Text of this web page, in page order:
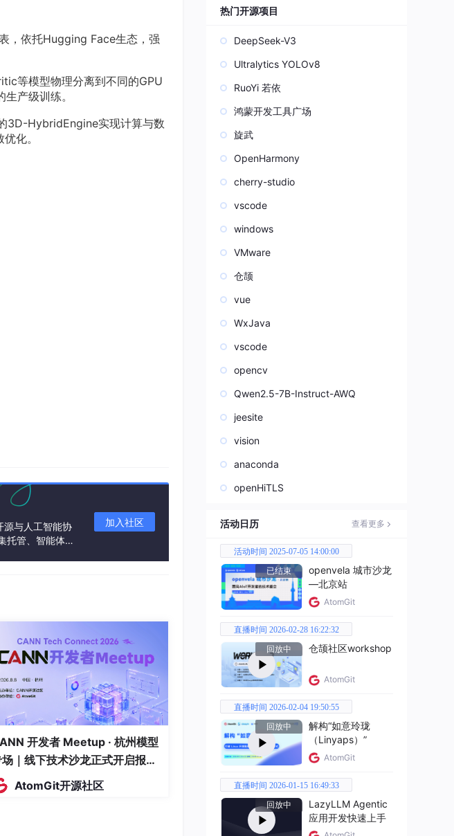
，依托Hugging Face生态，强
等模型物理分离到不同的GPU
产级训练。
3D-HybridEngine实现计算与数
化。
态系统的基石与标准化。它通
领域的门槛。
型动态加价值头，支持PPO价
，是学术界新算法基准对比的首
4090即可4-bit量化加载
源与人工智能协
托管、智能体开
加入社区
开发者 Meetup · 杭州模型
｜线下技术沙龙正式开启报
AtomGit开源社区
模态指令。
热门开源项目
DeepSeek-V3
Ultralytics YOLOv8
RuoYi 若依
鸿蒙开发工具广场
旋武
OpenHarmony
cherry-studio
vscode
windows
VMware
仓颉
vue
WxJava
vscode
opencv
Qwen2.5-7B-Instruct-AWQ
jeesite
vision
anaconda
openHiTLS
活动日历 查看更多
活动时间 2025-07-05 14:00:00
已结束
openvela 城市沙龙
—北京站
AtomGit
直播时间 2026-02-28 16:22:32
回放中
仓颉社区workshop
AtomGit
直播时间 2026-02-04 19:50:55
回放中
解构“如意玲珑
（Linyaps）”
AtomGit
直播时间 2026-01-15 16:49:33
回放中
LazyLLM Agentic
应用开发快速上手